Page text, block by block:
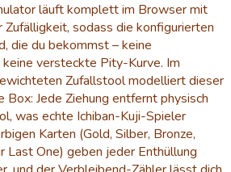
läuft komplett im Browser mit
sodass die konfigurierten
die du bekommst – keine
versteckte Pity-Kurve. Im
Zufallstool modelliert dieser
Box: Jede Ziehung entfernt physisch
was echte Ichiban-Kuji-Spieler
Karten (Gold, Silber, Bronze,
Last One) geben jeder Enthüllung